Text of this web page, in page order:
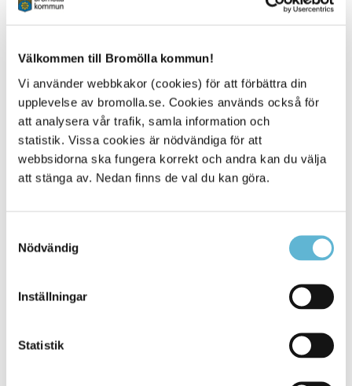
Välkommen till Bromölla kommun!
Vi använder webbkakor (cookies) för att förbättra din
upplevelse av bromolla.se. Cookies används också för
att analysera vår trafik, samla information och
statistik. Vissa cookies är nödvändiga för att
webbsidorna ska fungera korrekt och andra kan du välja
att stänga av. Nedan finns de val du kan göra.
Nödvändig
Inställningar
Statistik
Plats: Hotell Iföhus
12 88 senast 17 mars.
Välkommen hälsar Näringslivsenheten tillsammans med
Kultur och turism!
Tipsa och dela sidan